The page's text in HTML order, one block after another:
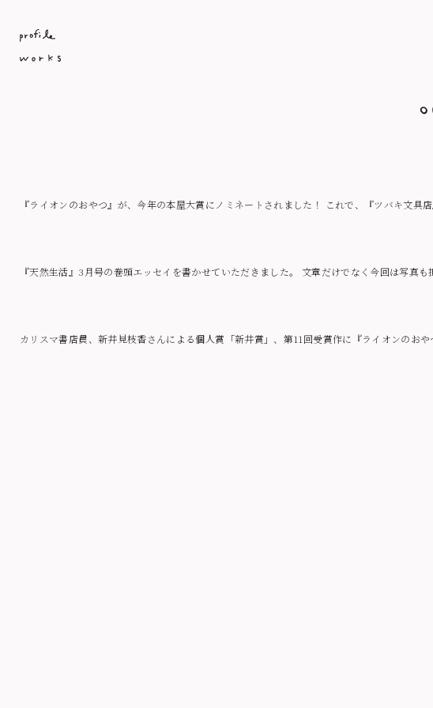
『ライオンのおやつ』が、今年の本屋大賞にノミネートされました！ これで、『ツバキ文
『天然生活』3月号の巻頭エッセイを書かせていただきました。 文章だけでなく今回は写真も
カリスマ書店員、新井見枝香さんによる個人賞「新井賞」、第11回受賞作に『ライオンのおや